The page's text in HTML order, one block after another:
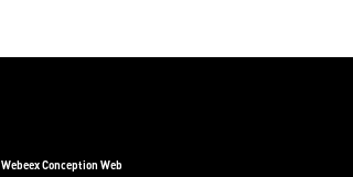
Webeex Conception Web